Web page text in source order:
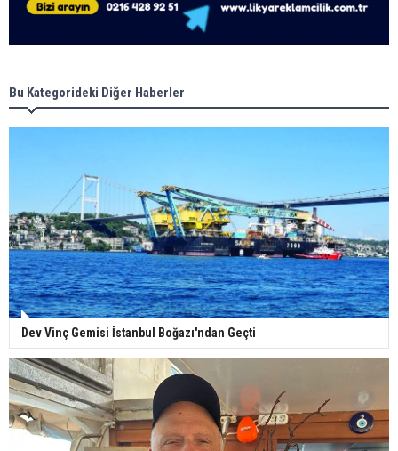
Bu Kategorideki Diğer Haberler
Dev Vinç Gemisi İstanbul Boğazı'ndan Geçti